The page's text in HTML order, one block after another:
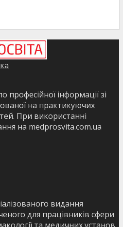
інформації зі
на практикуючих
При використанні
на medprosvita.com.ua
видання
для працівників сфери